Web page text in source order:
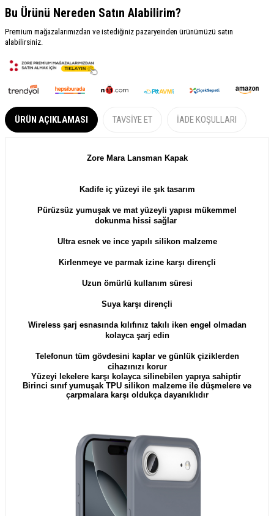
Bu Ürünü Nereden Satın Alabilirim?
Premium mağazalarımızdan ve istediğiniz pazaryeinden ürünümüzü satın
alabilirsiniz.
ÜRÜN AÇIKLAMASI TAVSIYE ET İADE KOŞULLARI
Zore MaraLansman Kapak
Kadife iç yüzeyi ile şık tasarım
Pürüzsüz yumuşak ve mat yüzeyli yapısı mükemmel
dokunma hissi sağlar
Ultra esnek ve ince yapılı silikon malzeme
Kirlenmeye ve parmak izine karşı dirençli
Uzun ömürlü kullanım süresi
Suya karşı dirençli
Wireless şarj esnasında kılıfınız takılı iken engel olmadan
kolayca şarj edin
Telefonun tüm gövdesini kaplar ve günlük çiziklerden
cihazınızı korur
Yüzeyi lekelere karşı kolayca silinebilen yapıya sahiptir
Birinci sınıf yumuşak TPU silikon malzeme ile düşmelere ve
çarpmalara karşı oldukça dayanıklıdır